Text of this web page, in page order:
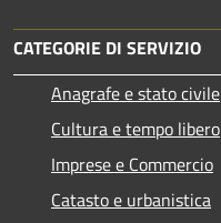
CATEGORIE DI SERVIZIO
Anagrafe e stato civile
Cultura e tempo libero
Imprese e Commercio
Catasto e urbanistica